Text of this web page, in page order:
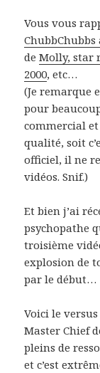
Vous vous
deMolly, star
2000, etc…
(Je remarque
pour
commercial
qualité, soit
officiel, il ne
vidéos. Snif.)
Et bien j’ai
psychopathe
troisième
explosion de
par le début…
Voici le
Master Chief
pleins de
et c’est